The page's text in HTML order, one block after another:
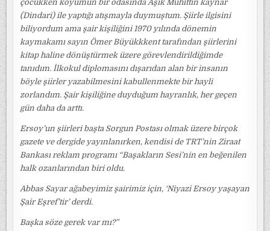
çocukken köyümün bir odasında Aşık Muhittin kaynar
(Dindari) ile yaptığı atışmayla duymuştum. Şiirle ilgisini
biliyordum ama şair kişiliğini 1970 yılında dönemin
kaymakamı sayın Ömer Büyükkkent tarafından şiirlerini
kitap haline dönüştürmek üzere görevlendirildiğimde
tanıdım. İlkokul diplomasını dışarıdan alan bir insanın
böyle şiirler yazabilmesini kabullenmekte bir hayli
zorlandım. Şair kişiliğine duyduğum hayranlık, her geçen
gün daha da arttı.
Ersoy’un şiirleri başta Sorgun Postası olmak üzere birçok
gazete ve dergide yayınlanırken, kendisi de TRT’nin Ziraat
Bankası reklam programı “Başakların Sesi’nin en beğenilen
halk ozanlarından biri oldu.
Abbas Sayar ağabeyimiz şairimiz için, ‘Niyazi Ersoy yaşayan
Şair Eşref’tir’ derdi.
Başka söze gerek var mı?”